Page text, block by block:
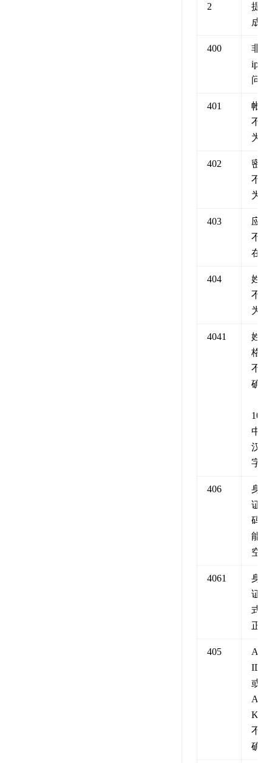
2
提交
成功
400
非法
ip访
问
401
帐号
不能
为空
402
密码
不能
为空
403
应用
不存
在
404
姓名
不能
为空
4041
姓名
格式
不正
确
10个
中文
汉
字）
406
身份
证号
码不
能为
空
4061
身份
证格
式不
正确
405
API
ID
或
API
KEY
不正
确